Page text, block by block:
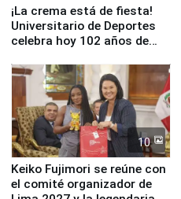
¡La crema está de fiesta!
Universitario de Deportes
celebra hoy 102 años de
10
Keiko Fujimori se reúne con
el comité organizador de